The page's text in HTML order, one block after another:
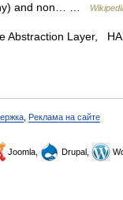
and non… …
Abstraction Layer,
Реклама на сайте
Joomla, Drupal,